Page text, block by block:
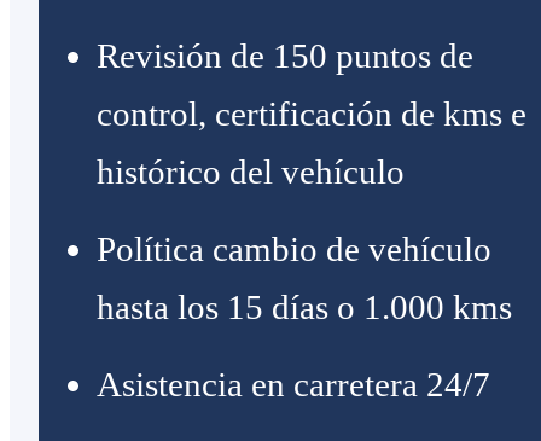
Revisión de 150 puntos de
control, certificación de kms e
histórico del vehículo
Política cambio de vehículo
hasta los 15 días o 1.000 kms
Asistencia en carretera 24/7